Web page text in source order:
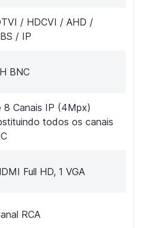
/ HDCVI / AHD /
/ IP
BNC
8 Canais IP (4Mpx)
todos os canais
Full HD, 1 VGA
RCA